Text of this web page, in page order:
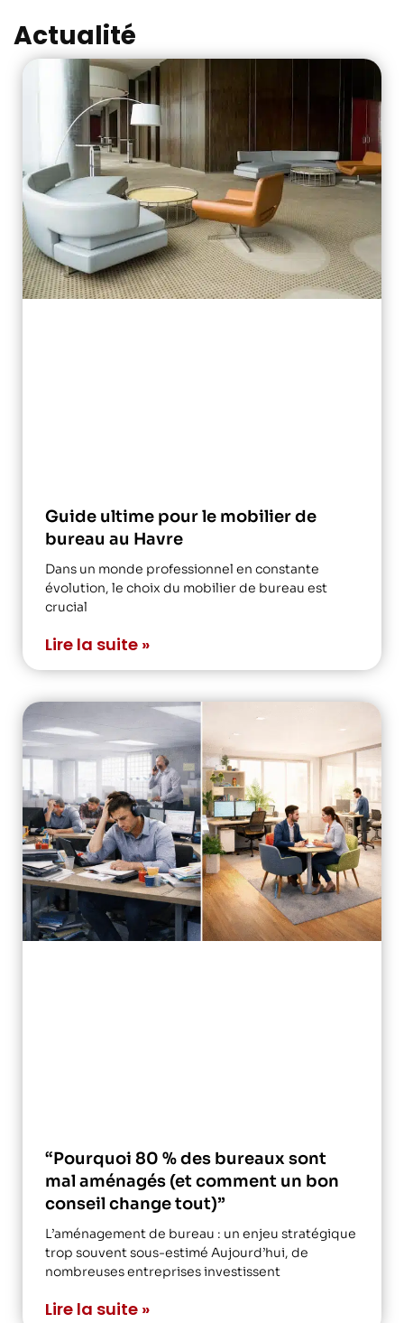
Actualité
Guide ultime pour le mobilier de
bureau au Havre
Dans un monde professionnel en constante
évolution, le choix du mobilier de bureau est
crucial
Lire la suite »
“Pourquoi 80 % des bureaux sont
mal aménagés (et comment un bon
conseil change tout)”
L’aménagement de bureau : un enjeu stratégique
trop souvent sous-estimé Aujourd’hui, de
nombreuses entreprises investissent
Lire la suite »